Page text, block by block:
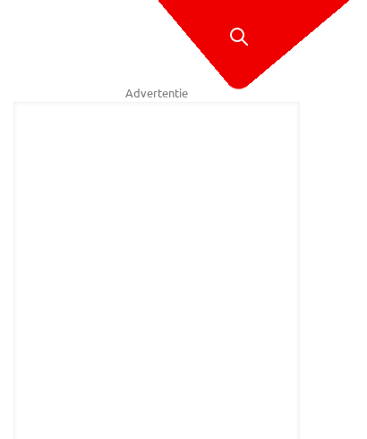
Advertentie